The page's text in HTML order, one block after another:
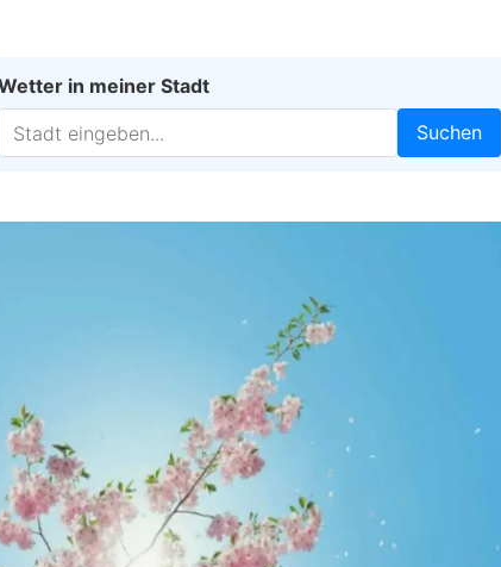
in meiner Stadt
Suchen